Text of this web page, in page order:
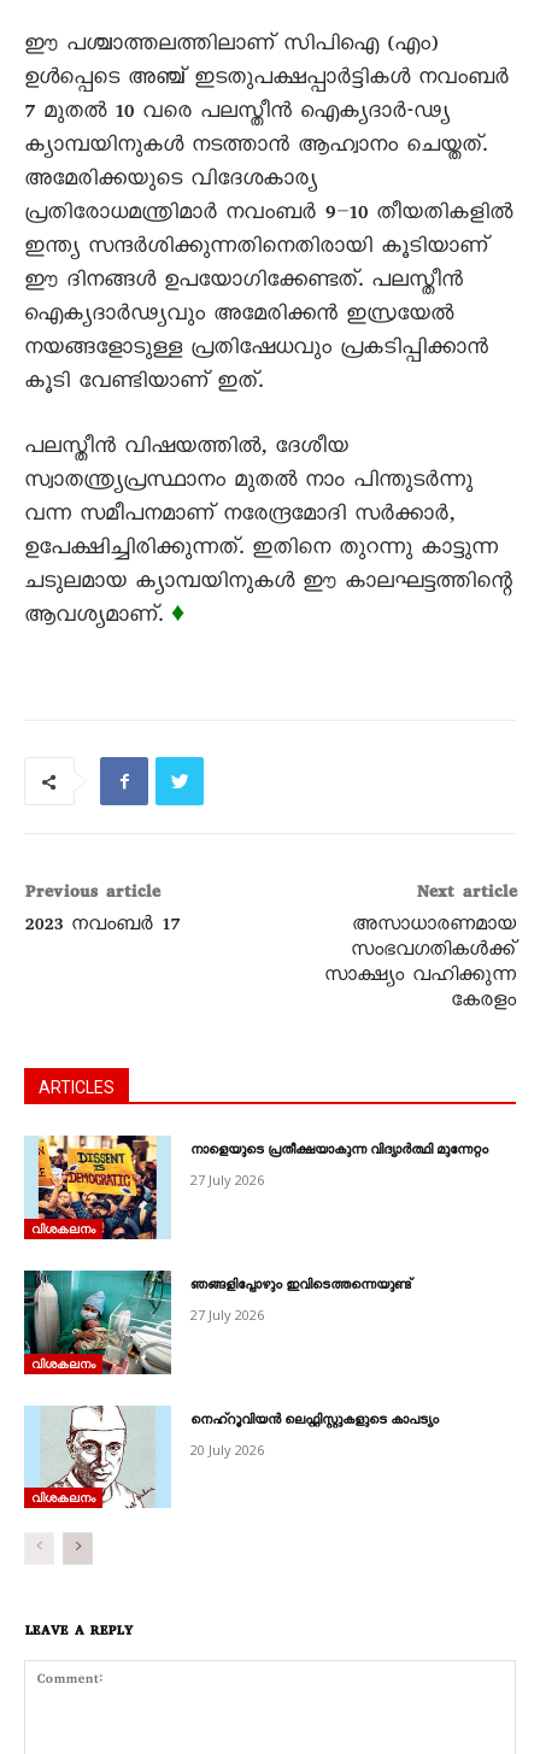
ഈ പശ്ചാത്തലത്തിലാണ് സിപിഐ (എം)
ഉൾപ്പെടെ അഞ്ച് ഇടതുപക്ഷപ്പാർട്ടികൾ നവംബർ
7 മുതൽ 10 വരെ പലസ്തീൻ ഐക്യദാർ-ഢ്യ
ക്യാമ്പയിനുകൾ നടത്താൻ ആഹ്വാനം ചെയ്തത്.
അമേരിക്കയുടെ വിദേശകാര്യ
പ്രതിരോധമന്ത്രിമാർ നവംബർ 9–10 തീയതികളിൽ
ഇന്ത്യ സന്ദർശിക്കുന്നതിനെതിരായി കൂടിയാണ്
ഈ ദിനങ്ങൾ ഉപയോഗിക്കേണ്ടത്. പലസ്തീൻ
ഐക്യദാർഢ്യവും അമേരിക്കൻ ഇസ്രയേൽ
നയങ്ങളോടുള്ള പ്രതിഷേധവും പ്രകടിപ്പിക്കാൻ
കൂടി വേണ്ടിയാണ് ഇത്.
പലസ്തീൻ വിഷയത്തിൽ, ദേശീയ
സ്വാതന്ത്ര്യപ്രസ്ഥാനം മുതൽ നാം പിന്തുടർന്നു
വന്ന സമീപനമാണ് നരേന്ദ്രമോദി സർക്കാർ,
ഉപേക്ഷിച്ചിരിക്കുന്നത്. ഇതിനെ തുറന്നു കാട്ടുന്ന
ചടുലമായ ക്യാമ്പയിനുകൾ ഈ കാലഘട്ടത്തിന്റെ
ആവശ്യമാണ്. ♦
Previous article
2023 നവംബർ 17
Next article
അസാധാരണമായ
സംഭവഗതികള്‍ക്ക്
സാക്ഷ്യം വഹിക്കുന്ന
കേരളം
ARTICLES
വിശകലനം
നാളെയുടെ പ്രതീക്ഷയാകുന്ന വിദ്യാർത്ഥി മുന്നേറ്റം
27 July 2026
വിശകലനം
ഞങ്ങളിപ്പോഴും ഇവിടെത്തന്നെയുണ്ട്
27 July 2026
വിശകലനം
നെഹ്‌റൂവിയൻ ലെഫ്റ്റിസ്റ്റുകളുടെ കാപട്യം
20 July 2026
LEAVE A REPLY